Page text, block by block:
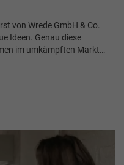
von Wrede GmbH & Co.
Ideen. Genau diese
im umkämpften Markt…